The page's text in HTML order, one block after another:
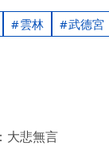
雲林 武德宮
大悲無言